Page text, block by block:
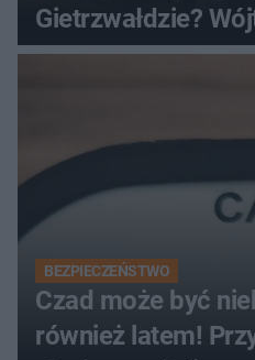
Gietrzwałdzie?
BEZPIECZEŃSTWO
Czad może być
również latem!